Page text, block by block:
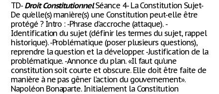
TD- Droit ConstitutionnelSéance 4- La Constitution Sujet-
De qu’elle(s) manière(s) une Constitution peut-elle être
protégé ? Intro : -Phrase d’accroche (attaque). -
Identification du sujet (définir les termes du sujet, rappel
historique). -Problématique (poser plusieurs questions),
reprendre la question et la développer. -Justification de la
problématique. -Annonce du plan. «Il faut qu’une
constitution soit courte et obscure. Elle doit être faite de
manière à ne pas gêner l’action du gouvernement».
Napoléon Bonaparte. Initialement la Constitution